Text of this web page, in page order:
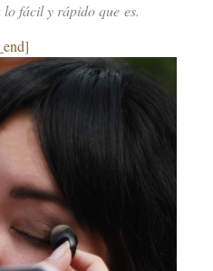
fácil y rápido que es.